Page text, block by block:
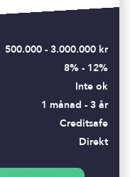
500.000 - 3.000.000 kr
8% - 12%
Inte ok
1 månad - 3 år
Creditsafe
Direkt